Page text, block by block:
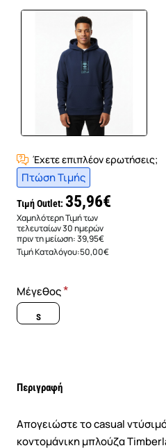
Έχετε επιπλέον ερωτήσεις;
Πτώση Τιμής
Τιμή Outlet: 35,96€
Χαμηλότερη Τιμή των
τελευταίων 30 ημερών
πριν τη μείωση:39,95€
Τιμή Καταλόγου:50,00€
Μέγεθος
S
Περιγραφή
Απογειώστε το casual
κοντομάνικη μπλούζα